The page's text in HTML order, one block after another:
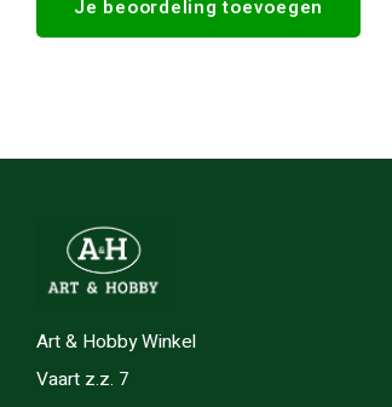
Je beoordeling toevoegen
Art & Hobby Winkel
Vaart z.z. 7